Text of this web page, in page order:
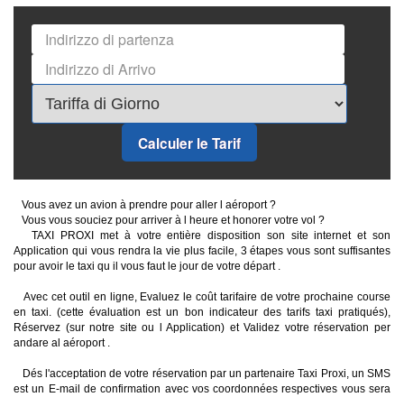
Calculer le Tarif
Vous avez un avion à prendre pour aller l aéroport ?
Vous vous souciez pour arriver à l heure et honorer votre vol ?
TAXI PROXI met à votre entière disposition son site internet et son
Application qui vous rendra la vie plus facile, 3 étapes vous sont suffisantes
pour avoir le taxi qu il vous faut le jour de votre départ .
Avec cet outil en ligne, Evaluez le coût tarifaire de votre prochaine course
en taxi. (cette évaluation est un bon indicateur des tarifs taxi pratiqués),
Réservez (sur notre site ou l Application) et Validez votre réservation per
andare al aéroport .
Dés l'acceptation de votre réservation par un partenaire Taxi Proxi, un SMS
est un E-mail de confirmation avec vos coordonnées respectives vous sera